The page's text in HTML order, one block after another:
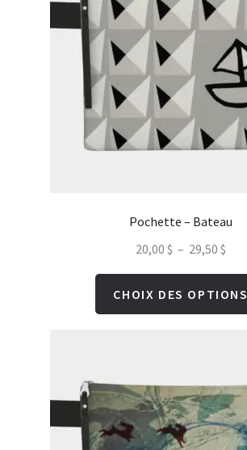
Pochette – Bateau
20,00 $ – 29,50 $
de
prix :
CHOIX DES OPTIONS